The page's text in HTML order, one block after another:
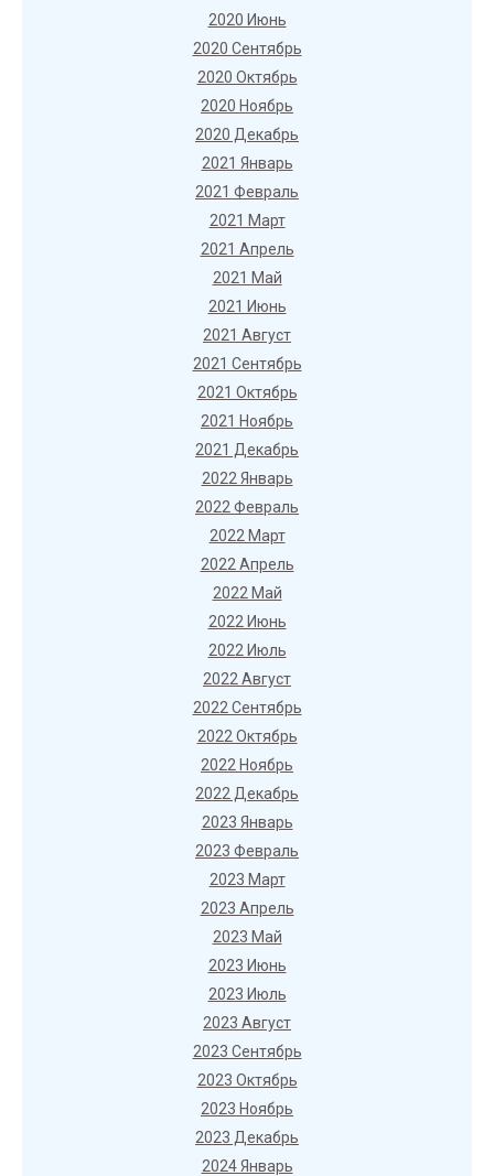
2020 Июнь
2020 Сентябрь
2020 Октябрь
2020 Ноябрь
2020 Декабрь
2021 Январь
2021 Февраль
2021 Март
2021 Апрель
2021 Май
2021 Июнь
2021 Август
2021 Сентябрь
2021 Октябрь
2021 Ноябрь
2021 Декабрь
2022 Январь
2022 Февраль
2022 Март
2022 Апрель
2022 Май
2022 Июнь
2022 Июль
2022 Август
2022 Сентябрь
2022 Октябрь
2022 Ноябрь
2022 Декабрь
2023 Январь
2023 Февраль
2023 Март
2023 Апрель
2023 Май
2023 Июнь
2023 Июль
2023 Август
2023 Сентябрь
2023 Октябрь
2023 Ноябрь
2023 Декабрь
2024 Январь